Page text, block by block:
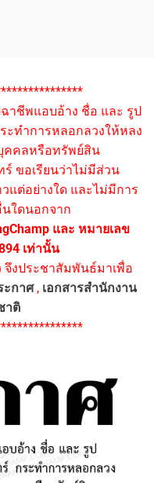
ชีพแอบอ้าง ชื่อ และ รูป
ะทำการหลอกลวงให้หลง
คคลหรือทรัพย์สิน
ขอเรียนว่าไม่มีส่วน
วแต่อย่างใด และไม่มีการ
ใดนอกจาก
และ หมายเลข
เท่านั้น
จึงประชาสัมพันธ์มาเพื่อ
ะกาศ, เอกสารสำนักงาน
าติ